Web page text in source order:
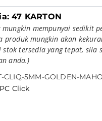
47 KARTON
mungkin mempunyai sedikit
produk mungkin akan
tersedia yang tepat, sila
anda.)
CLIQ-5MM-GOLDEN-
Click